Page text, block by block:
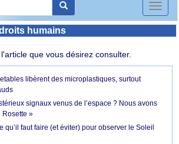
Toggle
humains
que vous désirez consulter.
libèrent des microplastiques, surtout
signaux venus de l’espace ? Nous avons
Rosette »
qu’il faut faire (et éviter) pour observer le Soleil